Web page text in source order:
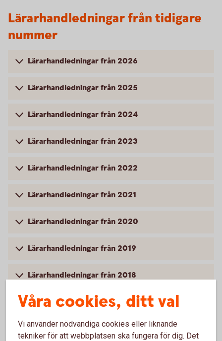
Lärarhandledningar från tidigare
nummer
Lärarhandledningar från 2026
Lärarhandledningar från 2025
Lärarhandledningar från 2024
Lärarhandledningar från 2023
Lärarhandledningar från 2022
Lärarhandledningar från 2021
Lärarhandledningar från 2020
Lärarhandledningar från 2019
Lärarhandledningar från 2018
Lärarhandledningar från 2017
Lärarhandledningar från 2016
Våra cookies, ditt val
Vi använder nödvändiga cookies eller liknande
tekniker för att webbplatsen ska fungera för dig. Det